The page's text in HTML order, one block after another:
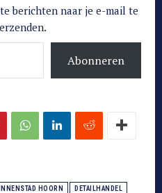
berichten naar je e-mail te
Abonneren
HOORN DETAILHANDEL